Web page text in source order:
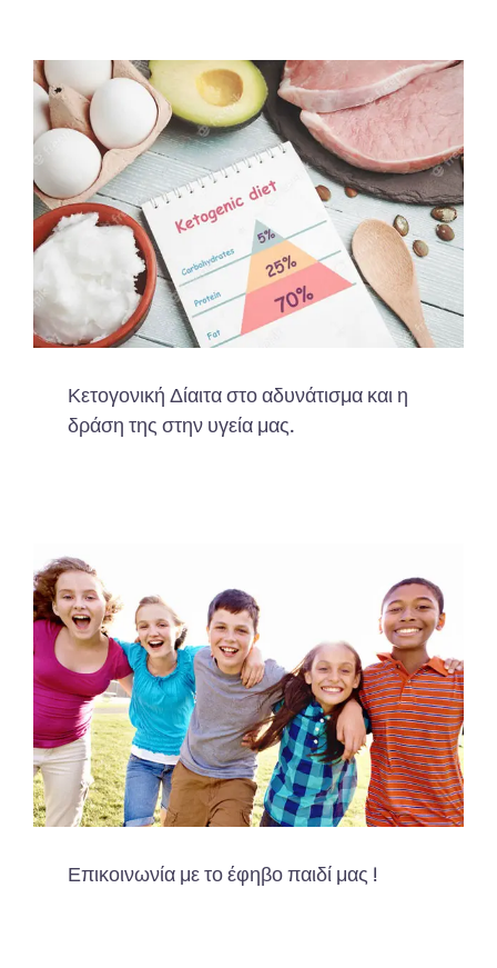
Κετογονική Δίαιτα στο αδυνάτισμα και η
δράση της στην υγεία μας.
Επικοινωνία με το έφηβο παιδί μας !